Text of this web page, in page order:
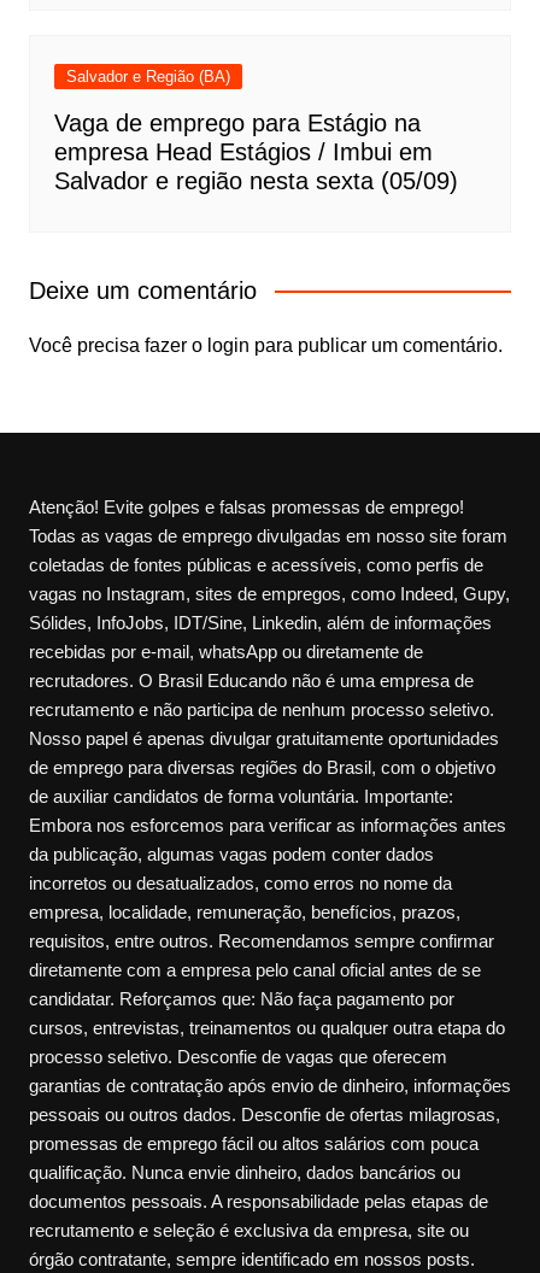
Salvador e Região (BA)
Vaga de emprego para Estágio na
empresa Head Estágios / Imbui em
Salvador e região nesta sexta (05/09)
Deixe um comentário
Você precisa fazer o login para publicar um comentário.
Atenção! Evite golpes e falsas promessas de emprego!
Todas as vagas de emprego divulgadas em nosso site foram
coletadas de fontes públicas e acessíveis, como perfis de
vagas no Instagram, sites de empregos, como Indeed, Gupy,
Sólides, InfoJobs, IDT/Sine, Linkedin, além de informações
recebidas por e-mail, whatsApp ou diretamente de
recrutadores. O Brasil Educando não é uma empresa de
recrutamento e não participa de nenhum processo seletivo.
Nosso papel é apenas divulgar gratuitamente oportunidades
de emprego para diversas regiões do Brasil, com o objetivo
de auxiliar candidatos de forma voluntária. Importante:
Embora nos esforcemos para verificar as informações antes
da publicação, algumas vagas podem conter dados
incorretos ou desatualizados, como erros no nome da
empresa, localidade, remuneração, benefícios, prazos,
requisitos, entre outros. Recomendamos sempre confirmar
diretamente com a empresa pelo canal oficial antes de se
candidatar. Reforçamos que: Não faça pagamento por
cursos, entrevistas, treinamentos ou qualquer outra etapa do
processo seletivo. Desconfie de vagas que oferecem
garantias de contratação após envio de dinheiro, informações
pessoais ou outros dados. Desconfie de ofertas milagrosas,
promessas de emprego fácil ou altos salários com pouca
qualificação. Nunca envie dinheiro, dados bancários ou
documentos pessoais. A responsabilidade pelas etapas de
recrutamento e seleção é exclusiva da empresa, site ou
órgão contratante, sempre identificado em nossos posts.